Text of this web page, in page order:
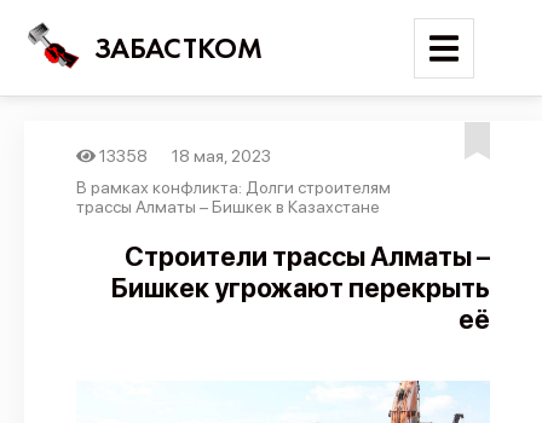
ЗАБАСТКОМ
Войти
Поиск
Новости
13358
18 мая, 2023
В рамках конфликта: Долги строителям
трассы Алматы – Бишкек в Казахстане
Строители трассы Алматы –
Бишкек угрожают перекрыть
её